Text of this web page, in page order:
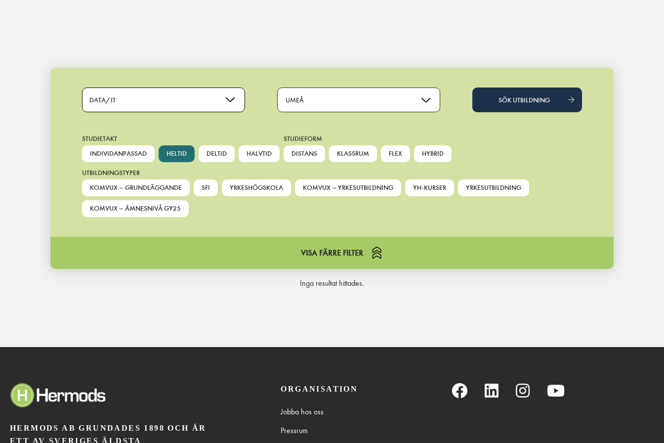
Main Navigation
DATA/IT UMEÅ SÖK UTBILDNING
STUDIETAKT
INDIVIDANPASSAD
HELTID DELTID HALVTID
STUDIEFORM
DISTANS
KLASSRUM FLEX HYBRID
UTBILDNINGSTYPER
KOMVUX – GRUNDLÄGGANDE
SFI YRKESHÖGSKOLA KOMVUX – YRKESUTBILDNING YH-KURSER YRKESUTBILDNING
KOMVUX – ÄMNESNIVÅ GY25
VISA FÄRRE FILTER
Inga resultat hittades.
HERMODS AB GRUNDADES 1898 OCH ÄR
ETT AV SVERIGES ÄLDSTA
ORGANISATION
Jobba hos oss
Pressrum